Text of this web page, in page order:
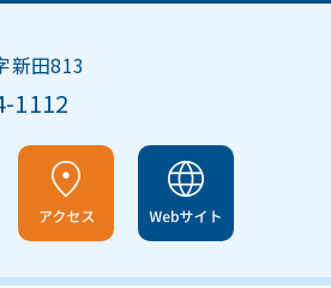
新田813
1112